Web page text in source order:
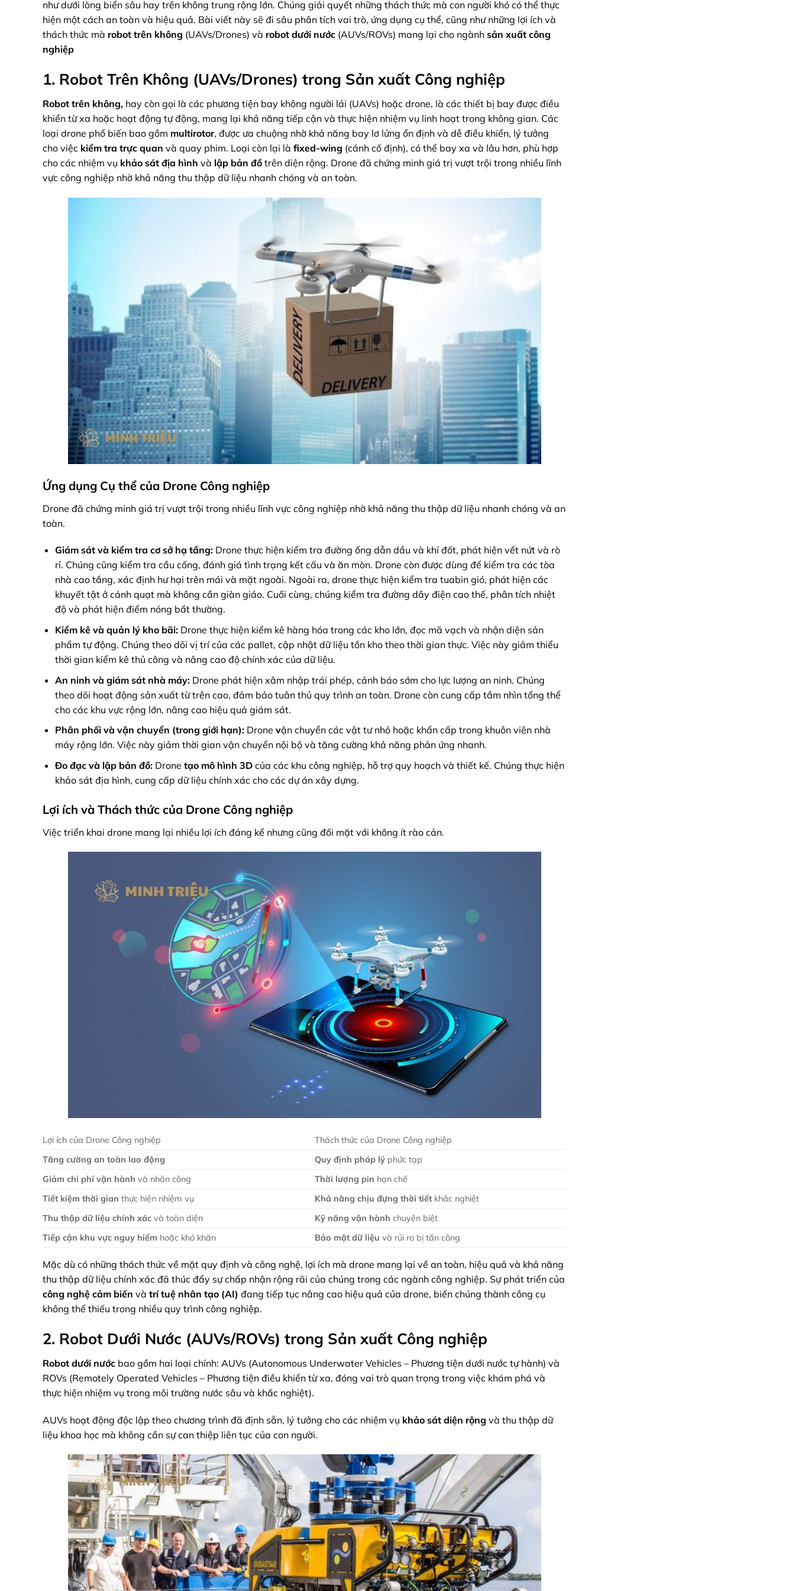
như dưới lòng biển sâu hay trên không trung rộng lớn. Chúng giải quyết những thách thức mà con người khó có thể thực
hiện một cách an toàn và hiệu quả. Bài viết này sẽ đi sâu phân tích vai trò, ứng dụng cụ thể, cũng như những lợi ích và
thách thức mà robot trên không (UAVs/Drones) và robot dưới nước (AUVs/ROVs) mang lại cho ngành sản xuất công
nghiệp
1. Robot Trên Không (UAVs/Drones) trong Sản xuất Công nghiệp
Robot trên không, hay còn gọi là các phương tiện bay không người lái (UAVs) hoặc drone, là các thiết bị bay được điều
khiển từ xa hoặc hoạt động tự động, mang lại khả năng tiếp cận và thực hiện nhiệm vụ linh hoạt trong không gian. Các
loại drone phổ biến bao gồm multirotor, được ưa chuộng nhờ khả năng bay lơ lửng ổn định và dễ điều khiển, lý tưởng
cho việc kiểm tra trực quan và quay phim. Loại còn lại là fixed-wing (cánh cố định), có thể bay xa và lâu hơn, phù hợp
cho các nhiệm vụ khảo sát địa hình và lập bản đồ trên diện rộng. Drone đã chứng minh giá trị vượt trội trong nhiều lĩnh
vực công nghiệp nhờ khả năng thu thập dữ liệu nhanh chóng và an toàn.
Ứng dụng Cụ thể của Drone Công nghiệp
Drone đã chứng minh giá trị vượt trội trong nhiều lĩnh vực công nghiệp nhờ khả năng thu thập dữ liệu nhanh chóng và an
toàn.
Giám sát và kiểm tra cơ sở hạ tầng:Drone thực hiện kiểm tra đường ống dẫn dầu và khí đốt, phát hiện vết nứt và rò
rỉ. Chúng cũng kiểm tra cầu cống, đánh giá tình trạng kết cấu và ăn mòn. Drone còn được dùng để kiểm tra các tòa
nhà cao tầng, xác định hư hại trên mái và mặt ngoài. Ngoài ra, drone thực hiện kiểm tra tuabin gió, phát hiện các
khuyết tật ở cánh quạt mà không cần giàn giáo. Cuối cùng, chúng kiểm tra đường dây điện cao thế, phân tích nhiệt
độ và phát hiện điểm nóng bất thường.
Kiểm kê và quản lý kho bãi:Drone thực hiện kiểm kê hàng hóa trong các kho lớn, đọc mã vạch và nhận diện sản
phẩm tự động. Chúng theo dõi vị trí của các pallet, cập nhật dữ liệu tồn kho theo thời gian thực. Việc này giảm thiểu
thời gian kiểm kê thủ công và nâng cao độ chính xác của dữ liệu.
An ninh và giám sát nhà máy:Drone phát hiện xâm nhập trái phép, cảnh báo sớm cho lực lượng an ninh. Chúng
theo dõi hoạt động sản xuất từ trên cao, đảm bảo tuân thủ quy trình an toàn. Drone còn cung cấp tầm nhìn tổng thể
cho các khu vực rộng lớn, nâng cao hiệu quả giám sát.
Phân phối và vận chuyển (trong giới hạn):Drone vận chuyển các vật tư nhỏ hoặc khẩn cấp trong khuôn viên nhà
máy rộng lớn. Việc này giảm thời gian vận chuyển nội bộ và tăng cường khả năng phản ứng nhanh.
Đo đạc và lập bản đồ:Drone tạo mô hình 3Dcủa các khu công nghiệp, hỗ trợ quy hoạch và thiết kế. Chúng thực hiện
khảo sát địa hình, cung cấp dữ liệu chính xác cho các dự án xây dựng.
Lợi ích và Thách thức của Drone Công nghiệp
Việc triển khai drone mang lại nhiều lợi ích đáng kể nhưng cũng đối mặt với không ít rào cản.
Lợi ích của Drone Công nghiệp
Thách thức của Drone Công nghiệp
Tăng cường an toàn lao động
Quy định pháp lý phức tạp
Giảm chi phí vận hành và nhân công Thời lượng pin hạn chế
Tiết kiệm thời gian thực hiện nhiệm vụ Khả năng chịu đựng thời tiếtkhắc nghiệt
Thu thập dữ liệu chính xác và toàn diện Kỹ năng vận hành chuyên biệt
Tiếp cận khu vực nguy hiểm hoặc khó khăn Bảo mật dữ liệu và rủi ro bị tấn công
Mặc dù có những thách thức về mặt quy định và công nghệ, lợi ích mà drone mang lại về an toàn, hiệu quả và khả năng
thu thập dữ liệu chính xác đã thúc đẩy sự chấp nhận rộng rãi của chúng trong các ngành công nghiệp. Sự phát triển của
công nghệ cảm biến và trí tuệ nhân tạo (AI) đang tiếp tục nâng cao hiệu quả của drone, biến chúng thành công cụ
không thể thiếu trong nhiều quy trình công nghiệp.
2. Robot Dưới Nước (AUVs/ROVs) trong Sản xuất Công nghiệp
Robot dưới nước bao gồm hai loại chính: AUVs (Autonomous Underwater Vehicles – Phương tiện dưới nước tự hành) và
ROVs (Remotely Operated Vehicles – Phương tiện điều khiển từ xa, đóng vai trò quan trọng trong việc khám phá và
thực hiện nhiệm vụ trong môi trường nước sâu và khắc nghiệt).
AUVs hoạt động độc lập theo chương trình đã định sẵn, lý tưởng cho các nhiệm vụ khảo sát diện rộng và thu thập dữ
liệu khoa học mà không cần sự can thiệp liên tục của con người.